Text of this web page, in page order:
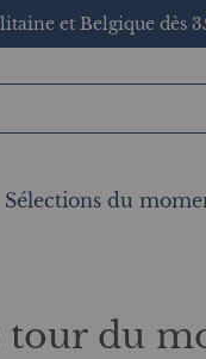
et Belgique dès
Sélections du
tour du